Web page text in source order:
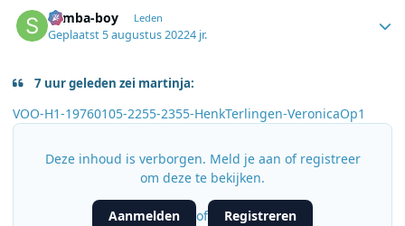
Samba-boy Leden
Geplaatst 5 augustus 20224 jr.
7 uur geleden zei martinja:
VOO-H1-19760105-2255-2355-HenkTerlingen-VeronicaOp1
Deze inhoud is verborgen. Meld je aan of registreer
om deze te bekijken.
Aanmelden of Registreren